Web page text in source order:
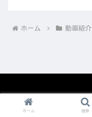
ホーム 動画紹介
©
ホーム 検索